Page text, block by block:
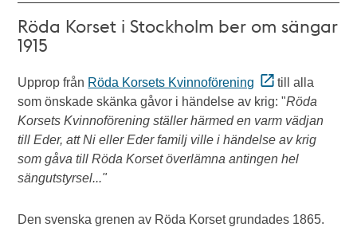
Röda Korset i Stockholm ber om sängar
1915
Upprop från Röda Korsets Kvinnoförening
till alla
som önskade skänka gåvor i händelse av krig: "Röda
Korsets Kvinnoförening ställer härmed en varm vädjan
till Eder, att Ni eller Eder familj ville i händelse av krig
som gåva till Röda Korset överlämna antingen hel
sängutstyrsel..."
Den svenska grenen av Röda Korset grundades 1865.